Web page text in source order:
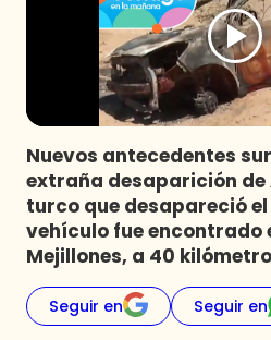
Nuevos antecedentes
extraña desaparición
turco que desapareció el
vehículo fue encontrado
Mejillones, a 40
Seguir en Seguir en
Programas
Club De La Comedia
Contigo en Directo
Plan Perfecto
El Tiempo
Sabingo
Todos Los Programas